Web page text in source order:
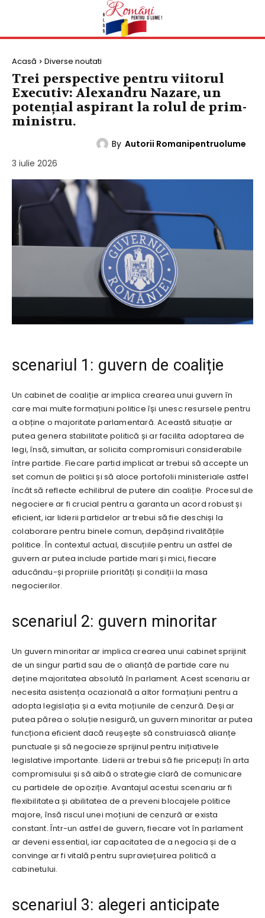
Acasă Diverse noutati
Trei perspective pentru viitorul
Executiv: Alexandru Nazare, un
potențial aspirant la rolul de prim-
ministru.
By Autorii Romanipentruolume
3 iulie 2026
scenariul 1: guvern de coaliție
Un cabinet de coaliție ar implica crearea unui guvern în
care mai multe formațiuni politice își unesc resursele pentru
a obține o majoritate parlamentară. Această situație ar
putea genera stabilitate politică și ar facilita adoptarea de
legi, însă, simultan, ar solicita compromisuri considerabile
între partide. Fiecare partid implicat ar trebui să accepte un
set comun de politici și să aloce portofolii ministeriale astfel
încât să reflecte echilibrul de putere din coaliție. Procesul de
negociere ar fi crucial pentru a garanta un acord robust și
eficient, iar liderii partidelor ar trebui să fie deschiși la
colaborare pentru binele comun, depășind rivalitățile
politice. În contextul actual, discuțiile pentru un astfel de
guvern ar putea include partide mari și mici, fiecare
aducându-și propriile priorități și condiții la masa
negocierilor.
scenariul 2: guvern minoritar
Un guvern minoritar ar implica crearea unui cabinet sprijinit
de un singur partid sau de o alianță de partide care nu
deține majoritatea absolută în parlament. Acest scenariu ar
necesita asistența ocazională a altor formațiuni pentru a
adopta legislația și a evita moțiunile de cenzură. Deși ar
putea părea o soluție nesigură, un guvern minoritar ar putea
funcționa eficient dacă reușește să construiască alianțe
punctuale și să negocieze sprijinul pentru inițiativele
legislative importante. Liderii ar trebui să fie pricepuți în arta
compromisului și să aibă o strategie clară de comunicare
cu partidele de opoziție. Avantajul acestui scenariu ar fi
flexibilitatea și abilitatea de a preveni blocajele politice
majore, însă riscul unei moțiuni de cenzură ar exista
constant. Într-un astfel de guvern, fiecare vot în parlament
ar deveni essential, iar capacitatea de a negocia și de a
convinge ar fi vitală pentru supraviețuirea politică a
cabinetului.
scenariul 3: alegeri anticipate